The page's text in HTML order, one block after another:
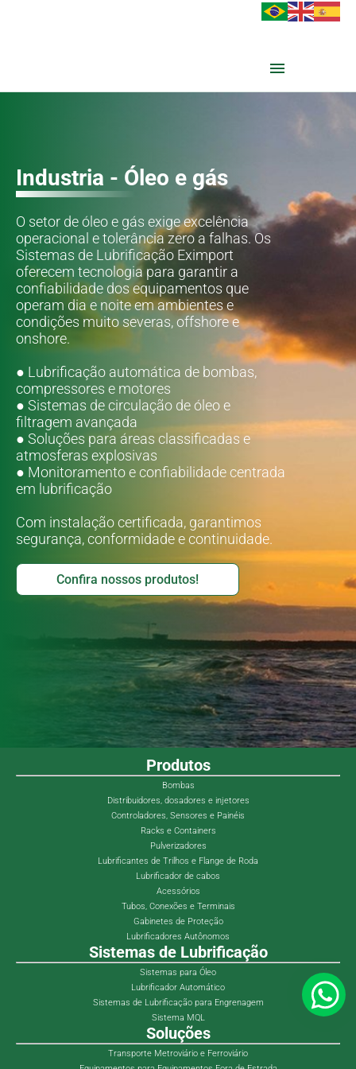
Industria - Óleo e gás
O setor de óleo e gás exige excelência
operacional e tolerância zero a falhas. Os
Sistemas de Lubrificação Eximport
oferecem tecnologia para garantir a
confiabilidade dos equipamentos que
operam dia e noite em ambientes e
condições muito severas, offshore e
onshore.
● Lubrificação automática de bombas,
compressores e motores
● Sistemas de circulação de óleo e
filtragem avançada
● Soluções para áreas classificadas e
atmosferas explosivas
● Monitoramento e confiabilidade centrada
em lubrificação
Com instalação certificada, garantimos
segurança, conformidade e continuidade.
Confira nossos produtos!
Produtos
Bombas
Distribuidores, dosadores e injetores
Controladores, Sensores e Painéis
Racks e Containers
Pulverizadores
Lubrificantes de Trilhos e Flange de Roda
Lubrificador de cabos
Acessórios
Tubos, Conexões e Terminais
Gabinetes de Proteção
Lubrificadores Autônomos
Sistemas de Lubrificação
Sistemas para Óleo
Lubrificador Automático
Sistemas de Lubrificação para Engrenagem
Sistema MQL
Soluções
Transporte Metroviário e Ferroviário